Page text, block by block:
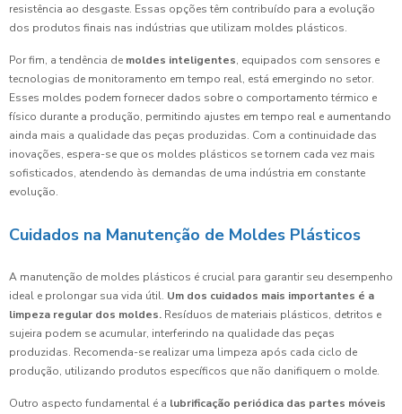
resistência ao desgaste. Essas opções têm contribuído para a evolução
dos produtos finais nas indústrias que utilizam moldes plásticos.
Por fim, a tendência de moldes inteligentes, equipados com sensores e
tecnologias de monitoramento em tempo real, está emergindo no setor.
Esses moldes podem fornecer dados sobre o comportamento térmico e
físico durante a produção, permitindo ajustes em tempo real e aumentando
ainda mais a qualidade das peças produzidas. Com a continuidade das
inovações, espera-se que os moldes plásticos se tornem cada vez mais
sofisticados, atendendo às demandas de uma indústria em constante
evolução.
Cuidados na Manutenção de Moldes Plásticos
A manutenção de moldes plásticos é crucial para garantir seu desempenho
ideal e prolongar sua vida útil. Um dos cuidados mais importantes é a
limpeza regular dos moldes. Resíduos de materiais plásticos, detritos e
sujeira podem se acumular, interferindo na qualidade das peças
produzidas. Recomenda-se realizar uma limpeza após cada ciclo de
produção, utilizando produtos específicos que não danifiquem o molde.
Outro aspecto fundamental é a lubrificação periódica das partes móveis